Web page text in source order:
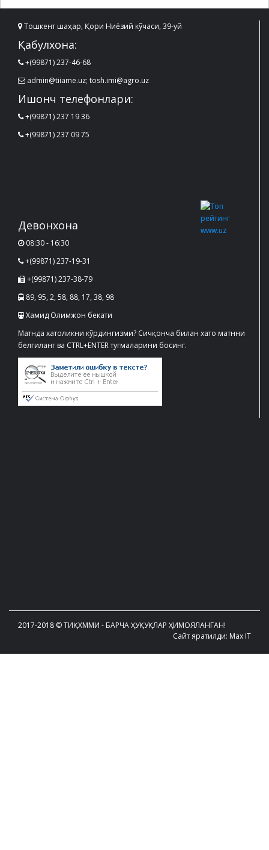
Тошкент шаҳар, Қори Ниёзий кўчаси, 39-уй
Қабулхона:
+(99871) 237-46-68
admin@tiiame.uz; tosh.imi@agro.uz
Ишонч телефонлари:
+(99871) 237 19 36
+(99871) 237 09 75
Девонхона
08:30 - 16:30
+(99871) 237-19-31
+(99871) 237-38-79
89, 95, 2, 58, 88, 17, 38, 98
Хамид Олимжон бекати
Матнда хатоликни кўрдингизми? Сичқонча билан хато матнни
белгиланг ва CTRL+ENTER тугмаларини босинг.
2017-2018 © ТИҚХММИ - БАРЧА ҲУҚУҚЛАР ҲИМОЯЛАНГАН!
Сайт яратилди: Max IT